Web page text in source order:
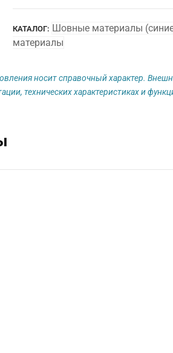
КАТАЛОГ: Шовные материалы
материалы
носит справочный характер.
технических характеристиках и